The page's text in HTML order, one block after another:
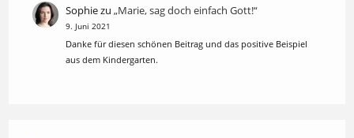
Sophiezu„Marie, sag doch einfach Gott!“
9. Juni 2021
Danke für diesen schönen Beitrag und das positive Beispiel
aus dem Kindergarten.